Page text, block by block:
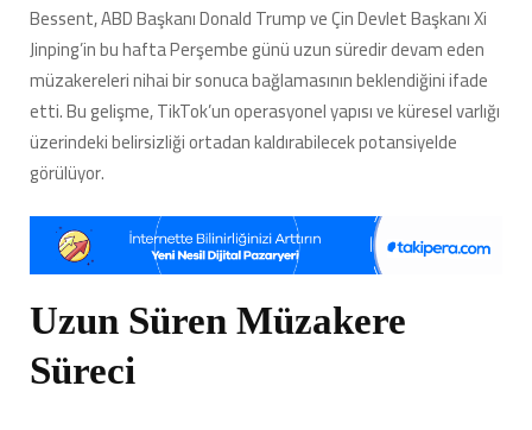
Bessent, ABD Başkanı Donald Trump ve Çin Devlet Başkanı Xi
Jinping’in bu hafta Perşembe günü uzun süredir devam eden
müzakereleri nihai bir sonuca bağlamasının beklendiğini ifade
etti. Bu gelişme, TikTok’un operasyonel yapısı ve küresel varlığı
üzerindeki belirsizliği ortadan kaldırabilecek potansiyelde
görülüyor.
Uzun Süren Müzakere
Süreci